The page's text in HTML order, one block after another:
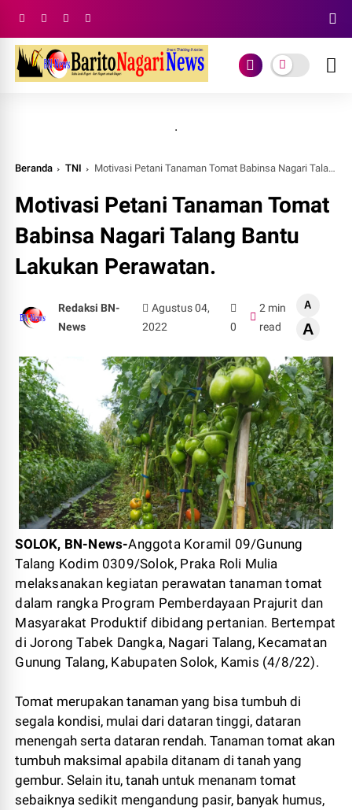
.
Beranda TNI Motivasi Petani Tanaman Tomat Babinsa Nagari Talang Bantu Lakukan Perawatan.
Motivasi Petani Tanaman Tomat
Babinsa Nagari Talang Bantu
Lakukan Perawatan.
Redaksi BN-
News
Agustus 04,
2022
0
2 min
read
A
A
SOLOK, BN-News-Anggota Koramil 09/Gunung
Talang Kodim 0309/Solok, Praka Roli Mulia
melaksanakan kegiatan perawatan tanaman tomat
dalam rangka Program Pemberdayaan Prajurit dan
Masyarakat Produktif dibidang pertanian. Bertempat
di Jorong Tabek Dangka, Nagari Talang, Kecamatan
Gunung Talang, Kabupaten Solok, Kamis (4/8/22).
Tomat merupakan tanaman yang bisa tumbuh di
segala kondisi, mulai dari dataran tinggi, dataran
menengah serta dataran rendah. Tanaman tomat akan
tumbuh maksimal apabila ditanam di tanah yang
gembur. Selain itu, tanah untuk menanam tomat
sebaiknya sedikit mengandung pasir, banyak humus,